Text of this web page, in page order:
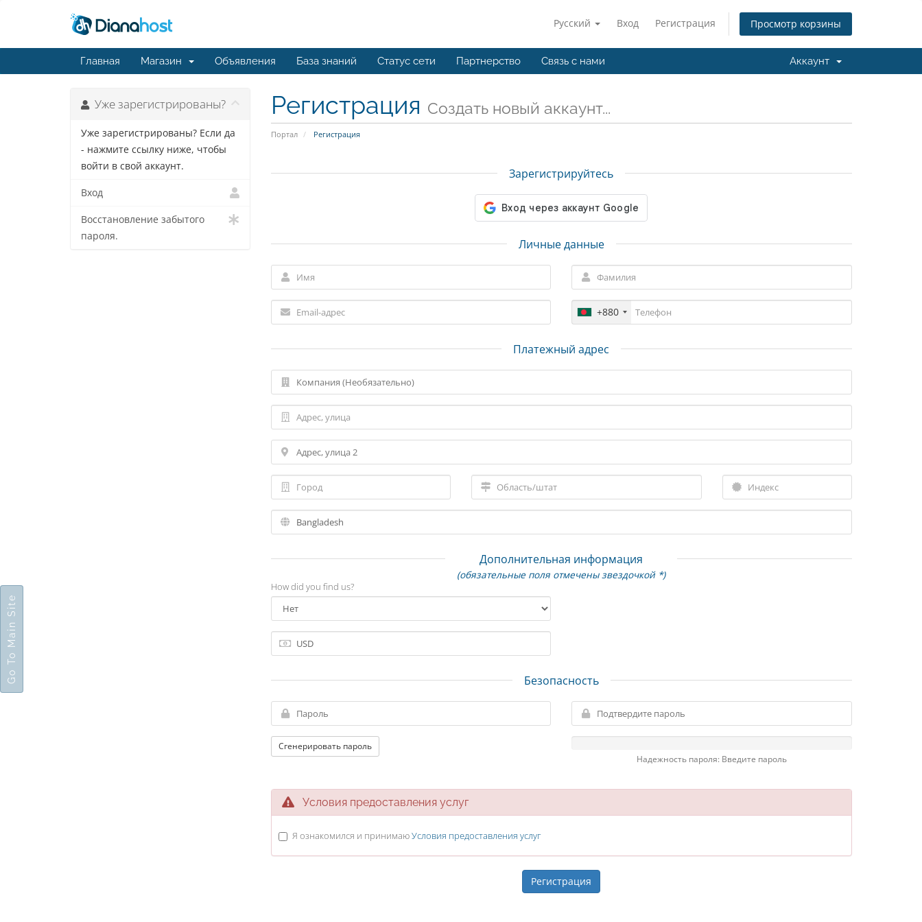
Русский Вход Регистрация Просмотр корзины
Главная Магазин Объявления База знаний Статус сети Партнерство Связь с нами Аккаунт
Регистрация Создать новый аккаунт...
Портал Регистрация
Уже зарегистрированы?
Уже зарегистрированы? Если да
- нажмите ссылку ниже, чтобы
войти в свой аккаунт.
Вход
Восстановление забытого
пароля.
Зарегистрируйтесь
Личные данные
+880
Платежный адрес
Дополнительная информация
(обязательные поля отмечены звездочкой *)
How did you find us?
Безопасность
Сгенерировать пароль
Надежность пароля: Введите пароль
Условия предоставления услуг
Я ознакомился и принимаюУсловия предоставления услуг
Go To Main Site